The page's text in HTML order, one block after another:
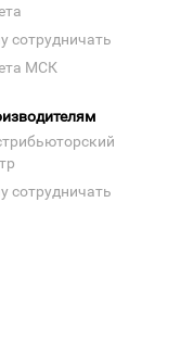
сотрудничать
МСК
сотрудничать